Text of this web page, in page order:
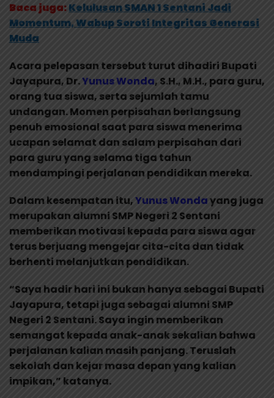
Baca juga:Kelulusan SMAN 1 Sentani Jadi
Momentum, Wabup Soroti Integritas Generasi
Muda
Acara pelepasan tersebut turut dihadiri Bupati
Jayapura, Dr.Yunus Wonda, S.H., M.H., para guru,
orang tua siswa, serta sejumlah tamu
undangan. Momen perpisahan berlangsung
penuh emosional saat para siswa menerima
ucapan selamat dan salam perpisahan dari
para guru yang selama tiga tahun
mendampingi perjalanan pendidikan mereka.
Dalam kesempatan itu,Yunus Wondayang juga
merupakan alumni SMP Negeri 2 Sentani
memberikan motivasi kepada para siswa agar
terus berjuang mengejar cita-cita dan tidak
berhenti melanjutkan pendidikan.
“Saya hadir hari ini bukan hanya sebagai Bupati
Jayapura, tetapi juga sebagai alumni SMP
Negeri 2 Sentani. Saya ingin memberikan
semangat kepada anak-anak sekalian bahwa
perjalanan kalian masih panjang. Teruslah
sekolah dan kejar masa depan yang kalian
impikan,” katanya.